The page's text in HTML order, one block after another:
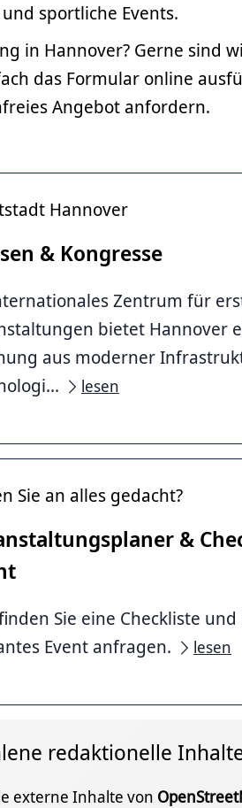
sportliche Events.
in Hannover? Gerne sind
das Formular online
Angebot anfordern.
Hannover
& Kongresse
Zentrum für
bietet Hannover
aus moderner
lesen
Sie an alles gedacht?
&
Sie eine Checkliste
Event anfragen.
lesen
redaktionelle
externe Inhalte von